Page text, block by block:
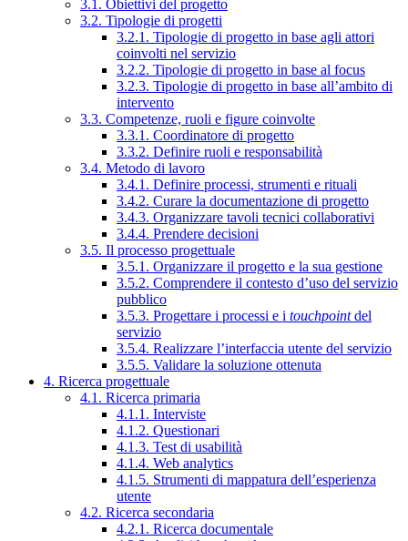
3.1. Obiettivi del progetto
3.2. Tipologie di progetti
3.2.1. Tipologie di progetto in base agli attori
coinvolti nel servizio
3.2.2. Tipologie di progetto in base al focus
3.2.3. Tipologie di progetto in base all’ambito di
intervento
3.3. Competenze, ruoli e figure coinvolte
3.3.1. Coordinatore di progetto
3.3.2. Definire ruoli e responsabilità
3.4. Metodo di lavoro
3.4.1. Definire processi, strumenti e rituali
3.4.2. Curare la documentazione di progetto
3.4.3. Organizzare tavoli tecnici collaborativi
3.4.4. Prendere decisioni
3.5. Il processo progettuale
3.5.1. Organizzare il progetto e la sua gestione
3.5.2. Comprendere il contesto d’uso del servizio
pubblico
3.5.3. Progettare i processi e i touchpointdel
servizio
3.5.4. Realizzare l’interfaccia utente del servizio
3.5.5. Validare la soluzione ottenuta
4. Ricerca progettuale
4.1. Ricerca primaria
4.1.1. Interviste
4.1.2. Questionari
4.1.3. Test di usabilità
4.1.4. Web analytics
4.1.5. Strumenti di mappatura dell’esperienza
utente
4.2. Ricerca secondaria
4.2.1. Ricerca documentale